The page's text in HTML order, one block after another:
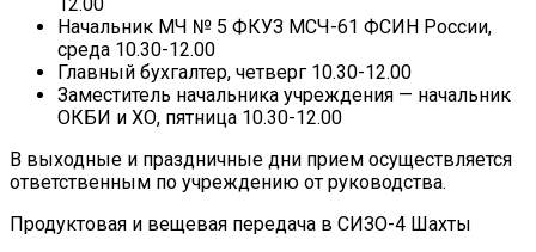
Начальник МЧ № 5 ФКУЗ МСЧ-61 ФСИН России,
среда 10.30-12.00
Главный бухгалтер, четверг 10.30-12.00
Заместитель начальника учреждения — начальник
ОКБИ и ХО, пятница 10.30-12.00
В выходные и праздничные дни прием осуществляется
ответственным по учреждению от руководства.
Продуктовая и вещевая передача в СИЗО-4 Шахты